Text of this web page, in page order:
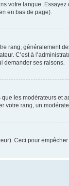
langue.
en bas de page).
rang, généralement
C’est à
demander ses raisons.
les modérateurs et
votre rang, un
Ceci pour